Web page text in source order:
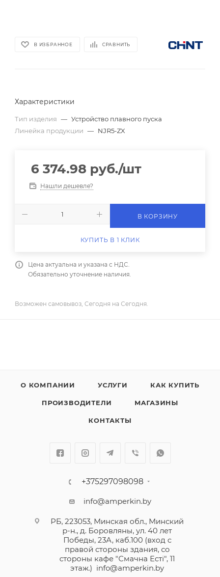
В ИЗБРАННОЕ СРАВНИТЬ
Характеристики
Тип изделия — Устройство плавного пуска
Линейка продукции — NJR5-ZX
6 374.98 руб./шт
Нашли дешевле?
В КОРЗИНУ
КУПИТЬ В 1 КЛИК
Цена актуальна и указана с НДС.
Обязательно уточнение наличия.
Возможен самовывоз, Сегодня на Сегодня.
О КОМПАНИИ УСЛУГИ КАК КУПИТЬ
ПРОИЗВОДИТЕЛИ МАГАЗИНЫ
КОНТАКТЫ
+375297098098
info@amperkin.by
РБ, 223053, Минская обл., Минский
р-н., д. Боровляны, ул. 40 лет
Победы, 23А, каб.100 (вход с
правой стороны здания, со
стороны кафе "Смачна Естi", 11
этаж.) info@amperkin.by